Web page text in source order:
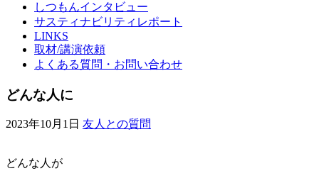
しつもんインタビュー
サスティナビリティレポート
LINKS
取材/講演依頼
よくある質問・お問い合わせ
どんな人に
2023年10月1日 友人との質問
どんな人が